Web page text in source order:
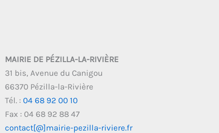
MAIRIE DE PÉZILLA-LA-RIVIÈRE
31 bis, Avenue du Canigou
66370 Pézilla-la-Rivière
Tél. : 04 68 92 00 10
Fax : 04 68 92 88 47
contact[@]mairie-pezilla-riviere.fr